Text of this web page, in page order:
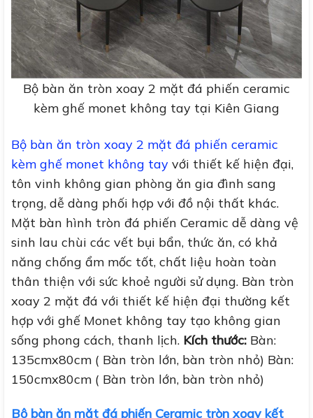
Bộ bàn ăn tròn xoay 2 mặt đá phiến ceramic
kèm ghế monet không tay tại Kiên Giang
Bộ bàn ăn tròn xoay 2 mặt đá phiến ceramic
kèm ghế monet không tay với thiết kế hiện đại,
tôn vinh không gian phòng ăn gia đình sang
trọng, dễ dàng phối hợp với đồ nội thất khác.
Mặt bàn hình tròn đá phiến Ceramic dễ dàng vệ
sinh lau chùi các vết bụi bẩn, thức ăn, có khả
năng chống ẩm mốc tốt, chất liệu hoàn toàn
thân thiện với sức khoẻ người sử dụng. Bàn tròn
xoay 2 mặt đá với thiết kế hiện đại thường kết
hợp với ghế Monet không tay tạo không gian
sống phong cách, thanh lịch. Kích thước: Bàn:
135cmx80cm ( Bàn tròn lớn, bàn tròn nhỏ) Bàn:
150cmx80cm ( Bàn tròn lớn, bàn tròn nhỏ)
Bộ bàn ăn mặt đá phiến Ceramic tròn xoay kết